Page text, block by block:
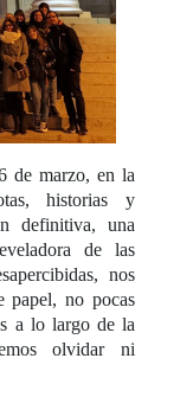
de marzo, en la
historias y
definitiva, una
de las
nos
papel, no pocas
a lo largo de la
olvidar ni